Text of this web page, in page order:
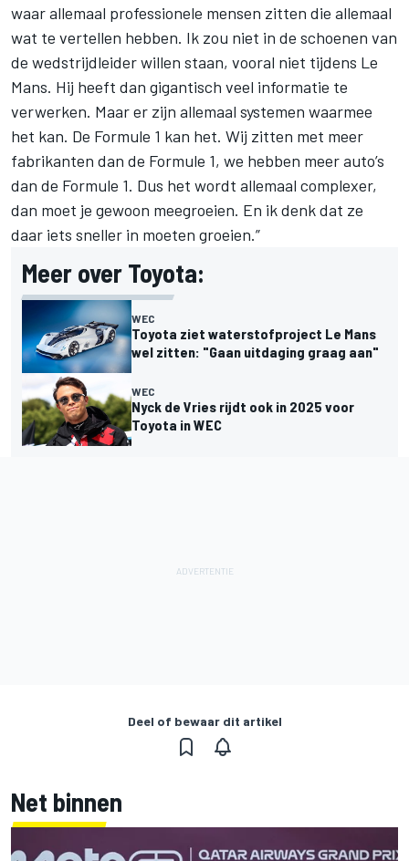
waar allemaal professionele mensen zitten die allemaal
wat te vertellen hebben. Ik zou niet in de schoenen van
de wedstrijdleider willen staan, vooral niet tijdens Le
Mans. Hij heeft dan gigantisch veel informatie te
verwerken. Maar er zijn allemaal systemen waarmee
het kan. De Formule 1 kan het. Wij zitten met meer
fabrikanten dan de Formule 1, we hebben meer auto’s
dan de Formule 1. Dus het wordt allemaal complexer,
dan moet je gewoon meegroeien. En ik denk dat ze
daar iets sneller in moeten groeien.”
Meer over Toyota:
WEC
Toyota ziet waterstofproject Le Mans
wel zitten: "Gaan uitdaging graag aan"
WEC
Nyck de Vries rijdt ook in 2025 voor
Toyota in WEC
Deel of bewaar dit artikel
Net binnen